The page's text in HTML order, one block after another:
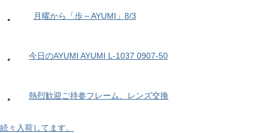
月曜から「歩～AYUMI」8/3
今日のAYUMI AYUMI L-1037 0907-50
熱烈歓迎ご持参フレーム、レンズ交換
続々入荷してます。